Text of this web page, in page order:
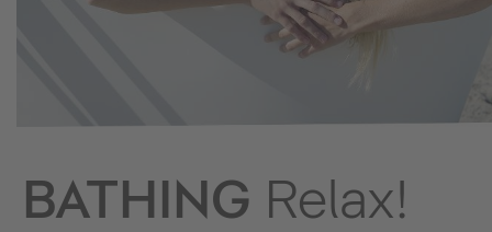
BATHING Relax!